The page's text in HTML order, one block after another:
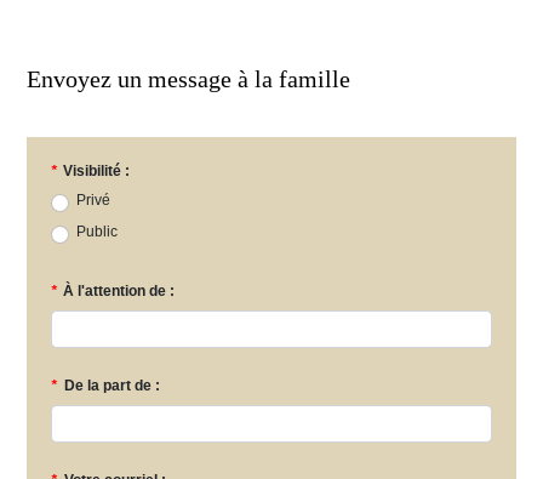
Envoyez un message à la famille
* Visibilité :
Privé
Public
* À l'attention de :
* De la part de :